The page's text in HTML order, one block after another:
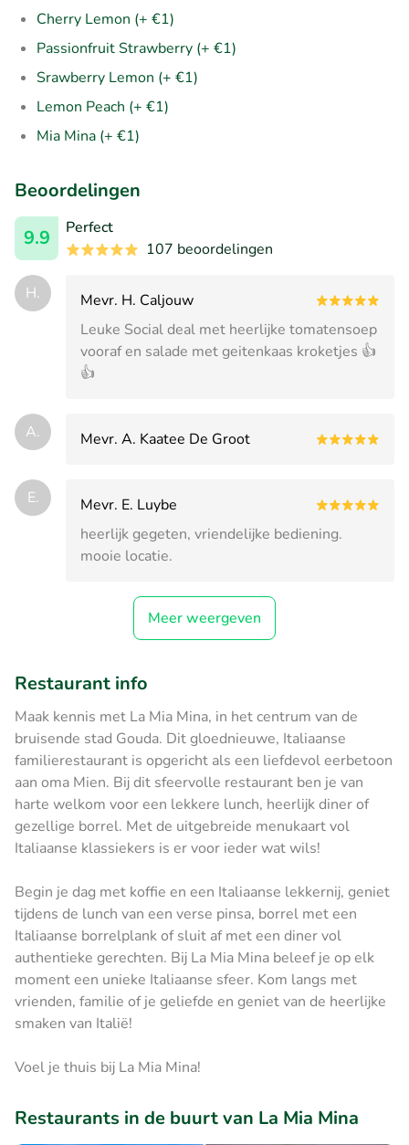
Cherry Lemon (+ €1)
Passionfruit Strawberry (+ €1)
Srawberry Lemon (+ €1)
Lemon Peach (+ €1)
Mia Mina (+ €1)
Beoordelingen
9.9
Perfect
107 beoordelingen
H.
Mevr. H. Caljouw
Leuke Social deal met heerlijke tomatensoep
vooraf en salade met geitenkaas kroketjes 👍
👍
A. Mevr. A. Kaatee De Groot
E.
Mevr. E. Luybe
heerlijk gegeten, vriendelijke bediening.
mooie locatie.
Meer weergeven
Restaurant info
Maak kennis met La Mia Mina, in het centrum van de
bruisende stad Gouda. Dit gloednieuwe, Italiaanse
familierestaurant is opgericht als een liefdevol eerbetoon
aan oma Mien. Bij dit sfeervolle restaurant ben je van
harte welkom voor een lekkere lunch, heerlijk diner of
gezellige borrel. Met de uitgebreide menukaart vol
Italiaanse klassiekers is er voor ieder wat wils!
Begin je dag met koffie en een Italiaanse lekkernij, geniet
tijdens de lunch van een verse pinsa, borrel met een
Italiaanse borrelplank of sluit af met een diner vol
authentieke gerechten. Bij La Mia Mina beleef je op elk
moment een unieke Italiaanse sfeer. Kom langs met
vrienden, familie of je geliefde en geniet van de heerlijke
smaken van Italië!
Voel je thuis bij La Mia Mina!
Restaurants in de buurt van La Mia Mina